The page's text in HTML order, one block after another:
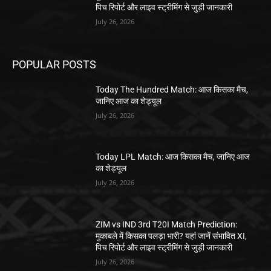
पिच रिपोर्ट और लाइव स्ट्रीमिंग से जुड़ी जानकारी
July 26, 2026
POPULAR POSTS
Today The Hundred Match: आज किसका मैच,
जानिए आज का शेड्यूल
July 26, 2026
Today LPL Match: आज किसका मैच, जानिए आज
का शेड्यूल
July 26, 2026
ZIM vs IND 3rd T20I Match Prediction:
मुकाबले में किसका पलड़ा भारी? यहां जानें संभावित XI,
पिच रिपोर्ट और लाइव स्ट्रीमिंग से जुड़ी जानकारी
July 26, 2026